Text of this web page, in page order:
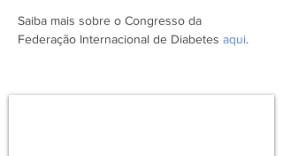
Saiba mais sobre o Congresso da
Federação Internacional de Diabetes aqui.